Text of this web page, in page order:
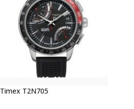
Timex T2N705